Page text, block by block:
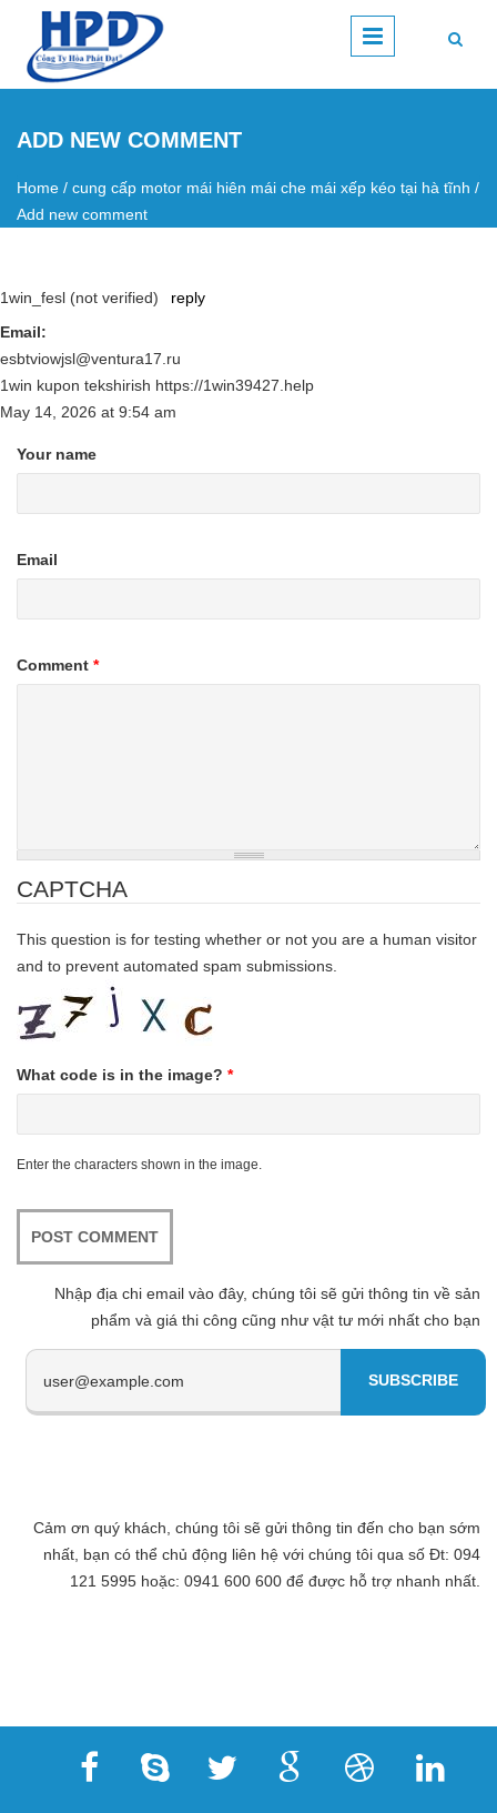
Skip to main content
ADD NEW COMMENT
You are here
Home / cung cấp motor mái hiên mái che mái xếp kéo tại hà tĩnh /
Add new comment
1win_fesl (not verified)
reply
Email:
esbtviowjsl@ventura17.ru
1win kupon tekshirish https://1win39427.help
May 14, 2026 at 9:54 am
Your name
Email
Comment *
CAPTCHA
This question is for testing whether or not you are a human visitor
and to prevent automated spam submissions.
What code is in the image? *
Enter the characters shown in the image.
Nhập địa chi email vào đây, chúng tôi sẽ gửi thông tin về sản
phẩm và giá thi công cũng như vật tư mới nhất cho bạn
Cảm ơn quý khách, chúng tôi sẽ gửi thông tin đến cho bạn sớm
nhất, bạn có thể chủ động liên hệ với chúng tôi qua số Đt: 094
121 5995 hoặc: 0941 600 600 để được hỗ trợ nhanh nhất.